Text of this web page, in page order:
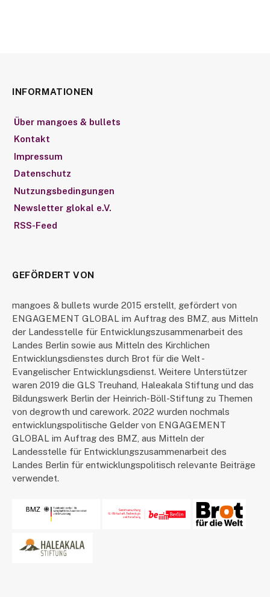
INFORMATIONEN
Über mangoes & bullets
Kontakt
Impressum
Datenschutz
Nutzungsbedingungen
Newsletter glokal e.V.
RSS-Feed
GEFÖRDERT VON
mangoes & bullets wurde 2015 erstellt, gefördert von
ENGAGEMENT GLOBAL im Auftrag des BMZ, aus Mitteln
der Landesstelle für Entwicklungszusammenarbeit des
Landes Berlin sowie aus Mitteln des Kirchlichen
Entwicklungsdienstes durch Brot für die Welt -
Evangelischer Entwicklungsdienst. Weitere Unterstützer
waren 2019 die GLS Treuhand, Haleakala Stiftung und das
Bildungswerk Berlin der Heinrich-Böll-Stiftung zu Themen
von degrowth und carework. 2022 wurden nochmals
entwicklungspolitische Gelder von ENGAGEMENT
GLOBAL im Auftrag des BMZ, aus Mitteln der
Landesstelle für Entwicklungszusammenarbeit des
Landes Berlin für entwicklungspolitisch relevante Beiträge
verwendet.